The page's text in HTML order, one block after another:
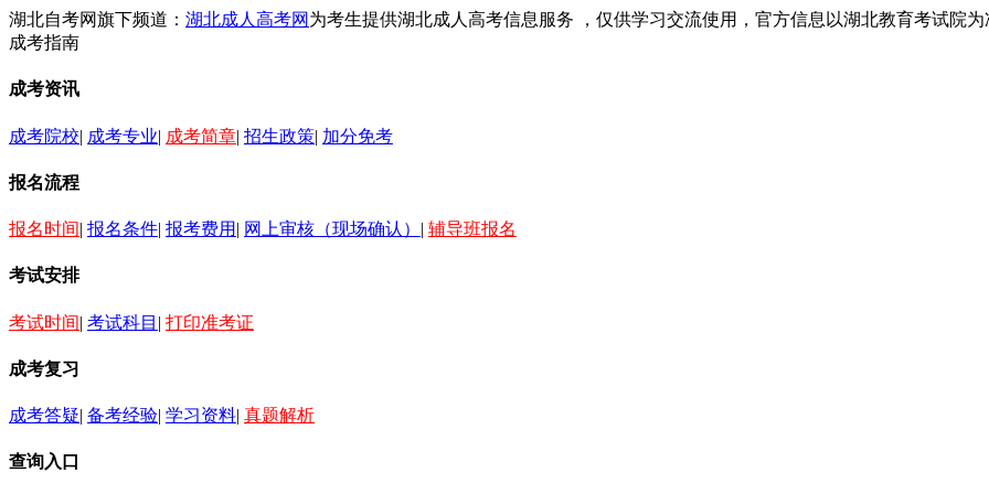
湖北自考网旗下频道： 湖北成人高考网 为考生提供湖北成人高考信息服务 ，仅供学习交流使用，官方信息以湖北教育考试院为
成考指南
成考资讯
成考院校| 成考专业| 成考简章| 招生政策| 加分免考
报名流程
报名时间| 报名条件| 报考费用 | 网上审核（现场确认） | 辅导班报名
考试安排
考试时间| 考试科目 | 打印准考证
成考复习
成考答疑| 备考经验| 学习资料| 真题解析
查询入口